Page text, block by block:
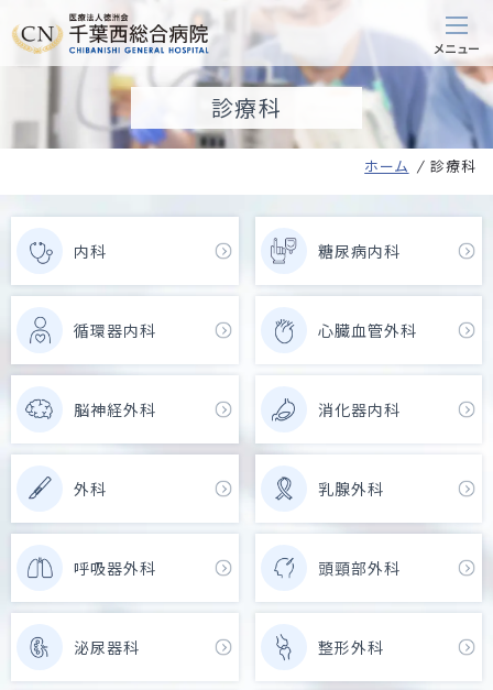
診療科
ホーム 診療科
内科 糖尿病内科
循環器内科 心臓血管外科
脳神経外科 消化器内科
外科 乳腺外科
呼吸器外科 頭頸部外科
泌尿器科 整形外科